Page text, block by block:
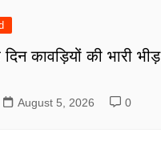
दिन कावड़ियों की भारी भीड़
August 5, 2026 0